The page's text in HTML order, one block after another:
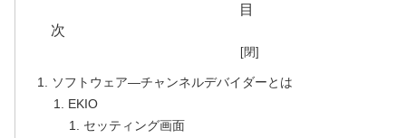
目
ソフトウェア―チャンネルデバイダーとは
EKIO
セッティング画面